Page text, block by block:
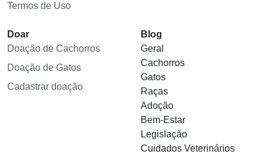
Termos de Uso
Doar
Doação de Cachorros
Doação de Gatos
Cadastrar doação
Blog
Geral
Cachorros
Gatos
Raças
Adoção
Bem-Estar
Legislação
Cuidados Veterinários